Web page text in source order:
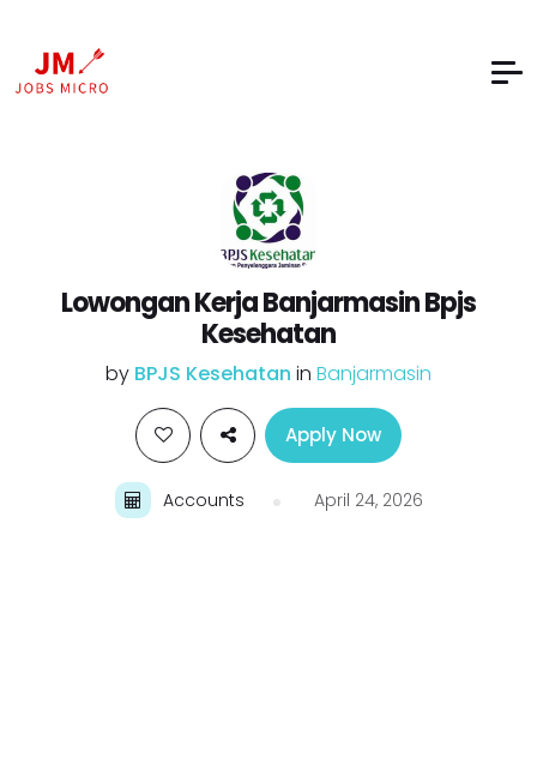
Lowongan Kerja Banjarmasin Bpjs
Kesehatan
by BPJS Kesehatan in Banjarmasin
Apply Now
Accounts April 24, 2026